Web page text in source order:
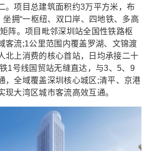
。项目总建筑面积约3万平方米，布
拥“一枢纽、双口岸、四地铁、多高
阵。项目毗邻深圳站全国性铁路枢
客流;1公里范围内覆盖罗湖、文锦渡
北上消费的核心首站，日均承接二十
1号线国贸站无缝直达，与3、5、9
，全域覆盖深圳核心城区;清平、京港
现大湾区城市客流高效互通。